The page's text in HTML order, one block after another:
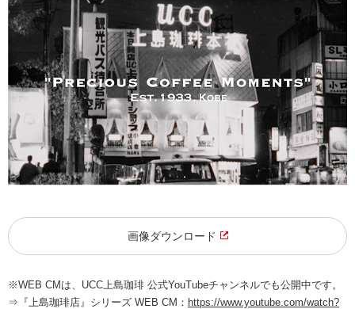
画像ダウンロード
※WEB CMは、UCC上島珈琲 公式YouTubeチャンネルでも公開中です。
⇒『上島珈琲店』シリーズ WEB CM： https://www.youtube.com/watch?